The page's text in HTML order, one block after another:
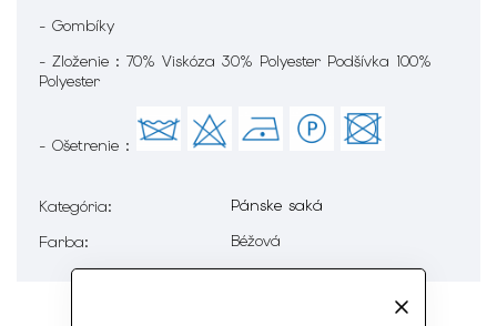
- Gombíky
- Zloženie : 70% Viskóza 30% Polyester Podšívka 100%
Polyester
- Ošetrenie :
Kategória:
Pánske saká
Farba: Béžová